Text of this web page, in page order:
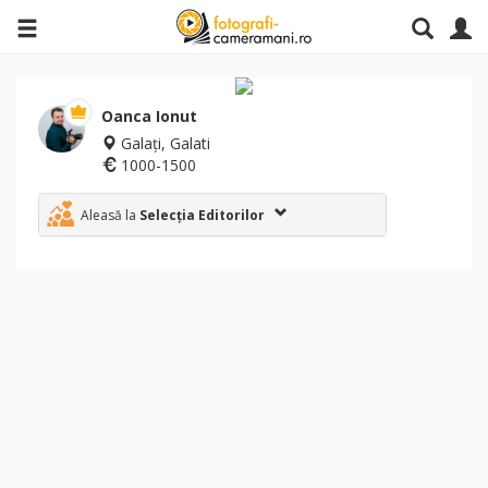
Oanca Ionut
Galați, Galati
1000-1500
Aleasă la Selecția Editorilor